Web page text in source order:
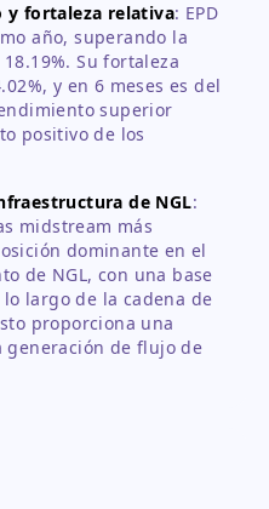
y fortaleza relativa: EPD
año, superando la
Su fortaleza
y en 6 meses es del
superior
positivo de los
de NGL:
midstream más
dominante en el
de NGL, con una base
largo de la cadena de
proporciona una
generación de flujo de